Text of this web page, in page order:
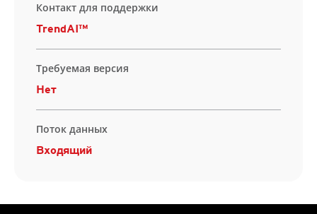
Контакт для поддержки
TrendAI™
Требуемая версия
Нет
Поток данных
Входящий